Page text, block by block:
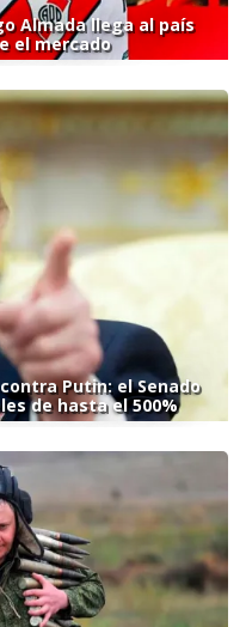
Almada llega al país
el mercado
Putin: el Senado
de hasta el 500%